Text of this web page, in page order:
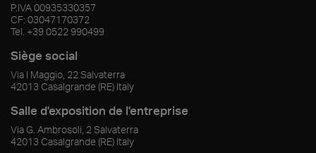
P.IVA00935330357
CF: 03047170372
Tel. +39 0522 990499
Siège social
Via I Maggio, 22 Salvaterra
42013 Casalgrande (RE) Italy
Salle d'exposition de l'entreprise
Via G. Ambrosoli, 2 Salvaterra
42013 Casalgrande (RE) Italy